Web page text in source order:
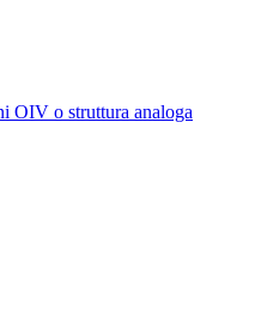
OIV o struttura analoga